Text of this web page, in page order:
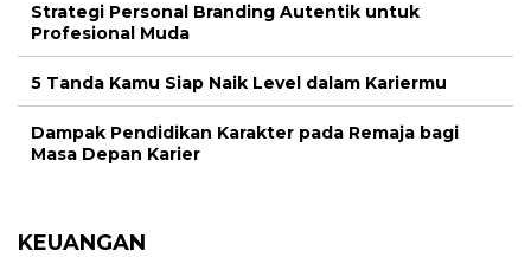
Strategi Personal Branding Autentik untuk
Profesional Muda
5 Tanda Kamu Siap Naik Level dalam Kariermu
Dampak Pendidikan Karakter pada Remaja bagi
Masa Depan Karier
KEUANGAN